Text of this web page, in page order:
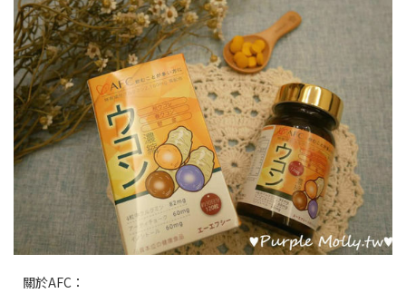
關於AFC：